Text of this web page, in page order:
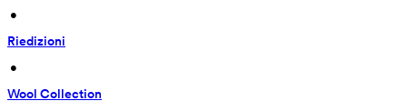
•
Riedizioni
•
Wool Collection